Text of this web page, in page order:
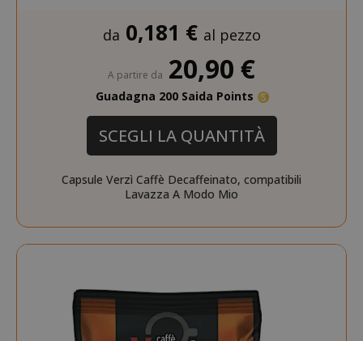
da 0,181 € al pezzo
A partire da 20,90 €
Guadagna 200 Saida Points
SCEGLI LA QUANTITÀ
Capsule Verzì Caffè Decaffeinato, compatibili
Lavazza A Modo Mio